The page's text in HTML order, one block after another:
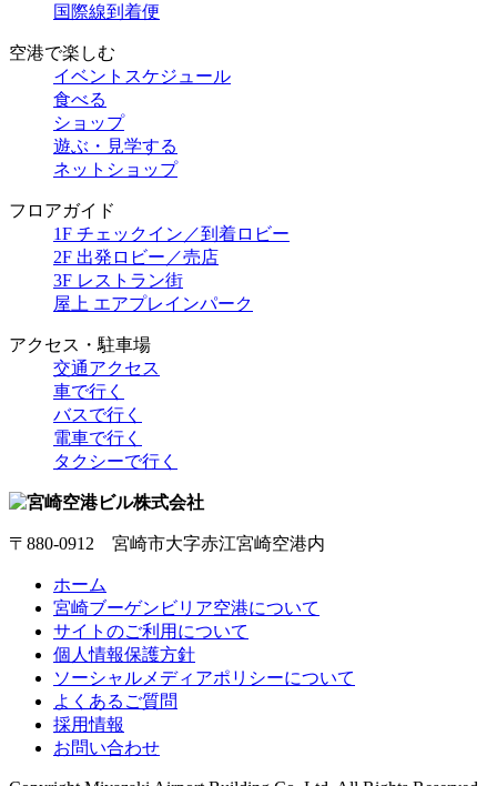
国際線到着便
空港で楽しむ
イベントスケジュール
食べる
ショップ
遊ぶ・見学する
ネットショップ
フロアガイド
1F チェックイン／到着ロビー
2F 出発ロビー／売店
3F レストラン街
屋上 エアプレインパーク
アクセス・駐車場
交通アクセス
車で行く
バスで行く
電車で行く
タクシーで行く
〒880-0912 宮崎市大字赤江宮崎空港内
ホーム
宮崎ブーゲンビリア空港について
サイトのご利用について
個人情報保護方針
ソーシャルメディアポリシーについて
よくあるご質問
採用情報
お問い合わせ